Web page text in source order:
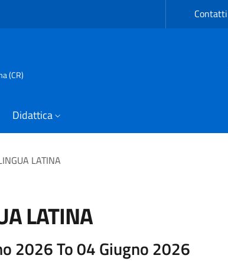
Contatti
(CR)
Didattica
LATINA
LATINA
2026 To 04 Giugno 2026